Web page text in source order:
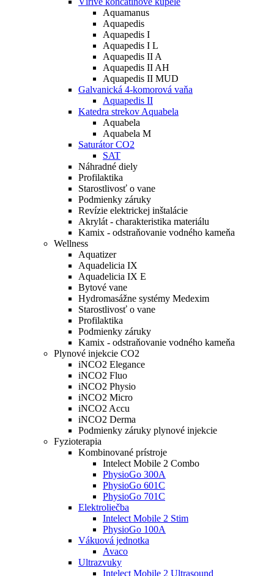
Aquamanus
Aquapedis
Aquapedis I
Aquapedis I L
Aquapedis II A
Aquapedis II AH
Aquapedis II MUD
Galvanická 4-komorová vaňa
Aquapedis II
Katedra strekov Aquabela
Aquabela
Aquabela M
Saturátor CO2
SAT
Náhradné diely
Profilaktika
Starostlivosť o vane
Podmienky záruky
Revízie elektrickej inštalácie
Akrylát - charakteristika materiálu
Kamix - odstraňovanie vodného kameňa
Wellness
Aquatizer
Aquadelicia IX
Aquadelicia IX E
Bytové vane
Hydromasážne systémy Medexim
Starostlivosť o vane
Profilaktika
Podmienky záruky
Kamix - odstraňovanie vodného kameňa
Plynové injekcie CO2
iNCO2 Elegance
iNCO2 Fluo
iNCO2 Physio
iNCO2 Micro
iNCO2 Accu
iNCO2 Derma
Podmienky záruky plynové injekcie
Fyzioterapia
Kombinované prístroje
Intelect Mobile 2 Combo
PhysioGo 300A
PhysioGo 601C
PhysioGo 701C
Elektroliečba
Intelect Mobile 2 Stim
PhysioGo 100A
Vákuová jednotka
Avaco
Ultrazvuky
Intelect Mobile 2 Ultrasound